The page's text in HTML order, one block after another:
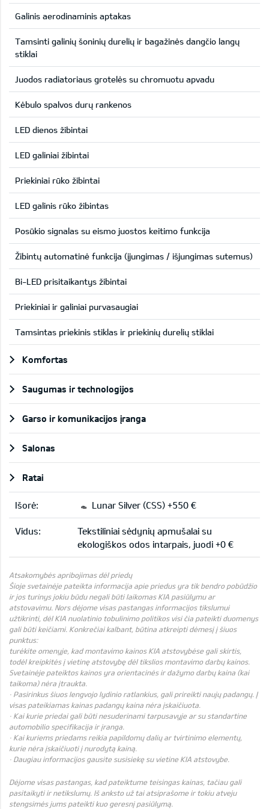
Galinis aerodinaminis aptakas
Tamsinti galinių šoninių durelių ir bagažinės dangčio langų
stiklai
Juodos radiatoriaus grotelės su chromuotu apvadu
Kėbulo spalvos durų rankenos
LED dienos žibintai
LED galiniai žibintai
Priekiniai rūko žibintai
LED galinis rūko žibintas
Posūkio signalas su eismo juostos keitimo funkcija
Žibintų automatinė funkcija (įjungimas / išjungimas sutemus)
Bi-LED prisitaikantys žibintai
Priekiniai ir galiniai purvasaugiai
Tamsintas priekinis stiklas ir priekinių durelių stiklai
Komfortas
Saugumas ir technologijos
Garso ir komunikacijos įranga
Salonas
Ratai
Išorė: Lunar Silver (CSS) +550 €
Vidus:
Tekstiliniai sėdynių apmušalai su
ekologiškos odos intarpais, juodi +0 €
Atsakomybės apribojimas dėl priedų
Šioje svetainėje pateikta informacija apie priedus yra tik bendro pobūdžio
ir jos turinys jokiu būdu negali būti laikomas KIA pasiūlymu ar
atstovavimu. Nors dėjome visas pastangas informacijos tikslumui
užtikrinti, dėl KIA nuolatinio tobulinimo politikos visi čia pateikti duomenys
gali būti keičiami. Konkrečiai kalbant, būtina atkreipti dėmesį į šiuos
punktus:
turėkite omenyje, kad montavimo kainos KIA atstovybėse gali skirtis,
todėl kreipkitės į vietinę atstovybę dėl tikslios montavimo darbų kainos.
Svetainėje pateiktos kainos yra orientacinės ir dažymo darbų kaina (kai
taikoma) nėra įtraukta.
· Pasirinkus šiuos lengvojo lydinio ratlankius, gali prireikti naujų padangų. Į
visas pateikiamas kainas padangų kaina nėra įskaičiuota.
· Kai kurie priedai gali būti nesuderinami tarpusavyje ar su standartine
automobilio specifikacija ir įranga.
· Kai kuriems priedams reikia papildomų dalių ar tvirtinimo elementų,
kurie nėra įskaičiuoti į nurodytą kainą.
· Daugiau informacijos gausite susisiekę su vietine KIA atstovybe.
Dėjome visas pastangas, kad pateiktume teisingas kainas, tačiau gali
pasitaikyti ir netikslumų. Iš anksto už tai atsiprašome ir tokiu atveju
stengsimės jums pateikti kuo geresnį pasiūlymą.